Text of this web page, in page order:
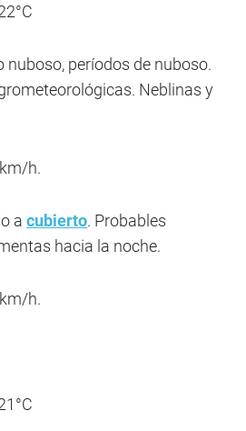
nuboso, períodos de nuboso.
Neblinas y
h.
a cubierto. Probables
hacia la noche.
h.